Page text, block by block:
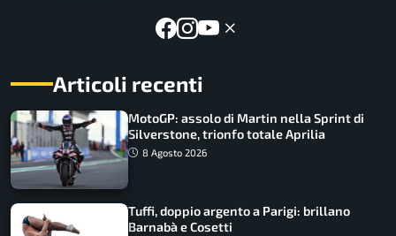
Articoli recenti
MotoGP: assolo di Martin nella Sprint di
Silverstone, trionfo totale Aprilia
8 Agosto 2026
Tuffi, doppio argento a Parigi: brillano
Barnabà e Cosetti